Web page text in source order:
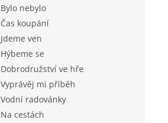
Bylo nebylo
Čas koupání
Jdeme ven
Hýbeme se
Dobrodružství ve hře
Vyprávěj mi příběh
Vodní radovánky
Na cestách